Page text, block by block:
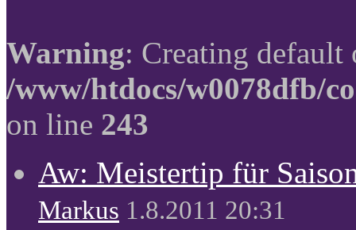
Warning: Creating
/www/htdocs/w0078dfb/
on line 243
Aw: Meistertip für
Markus 1.8.2011 20:31